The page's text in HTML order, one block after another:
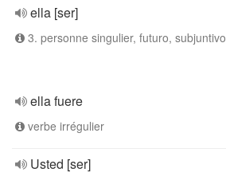
ella [ser]
3. personne singulier, futuro, subjuntivo
ella fuere
verbe irrégulier
Usted [ser]